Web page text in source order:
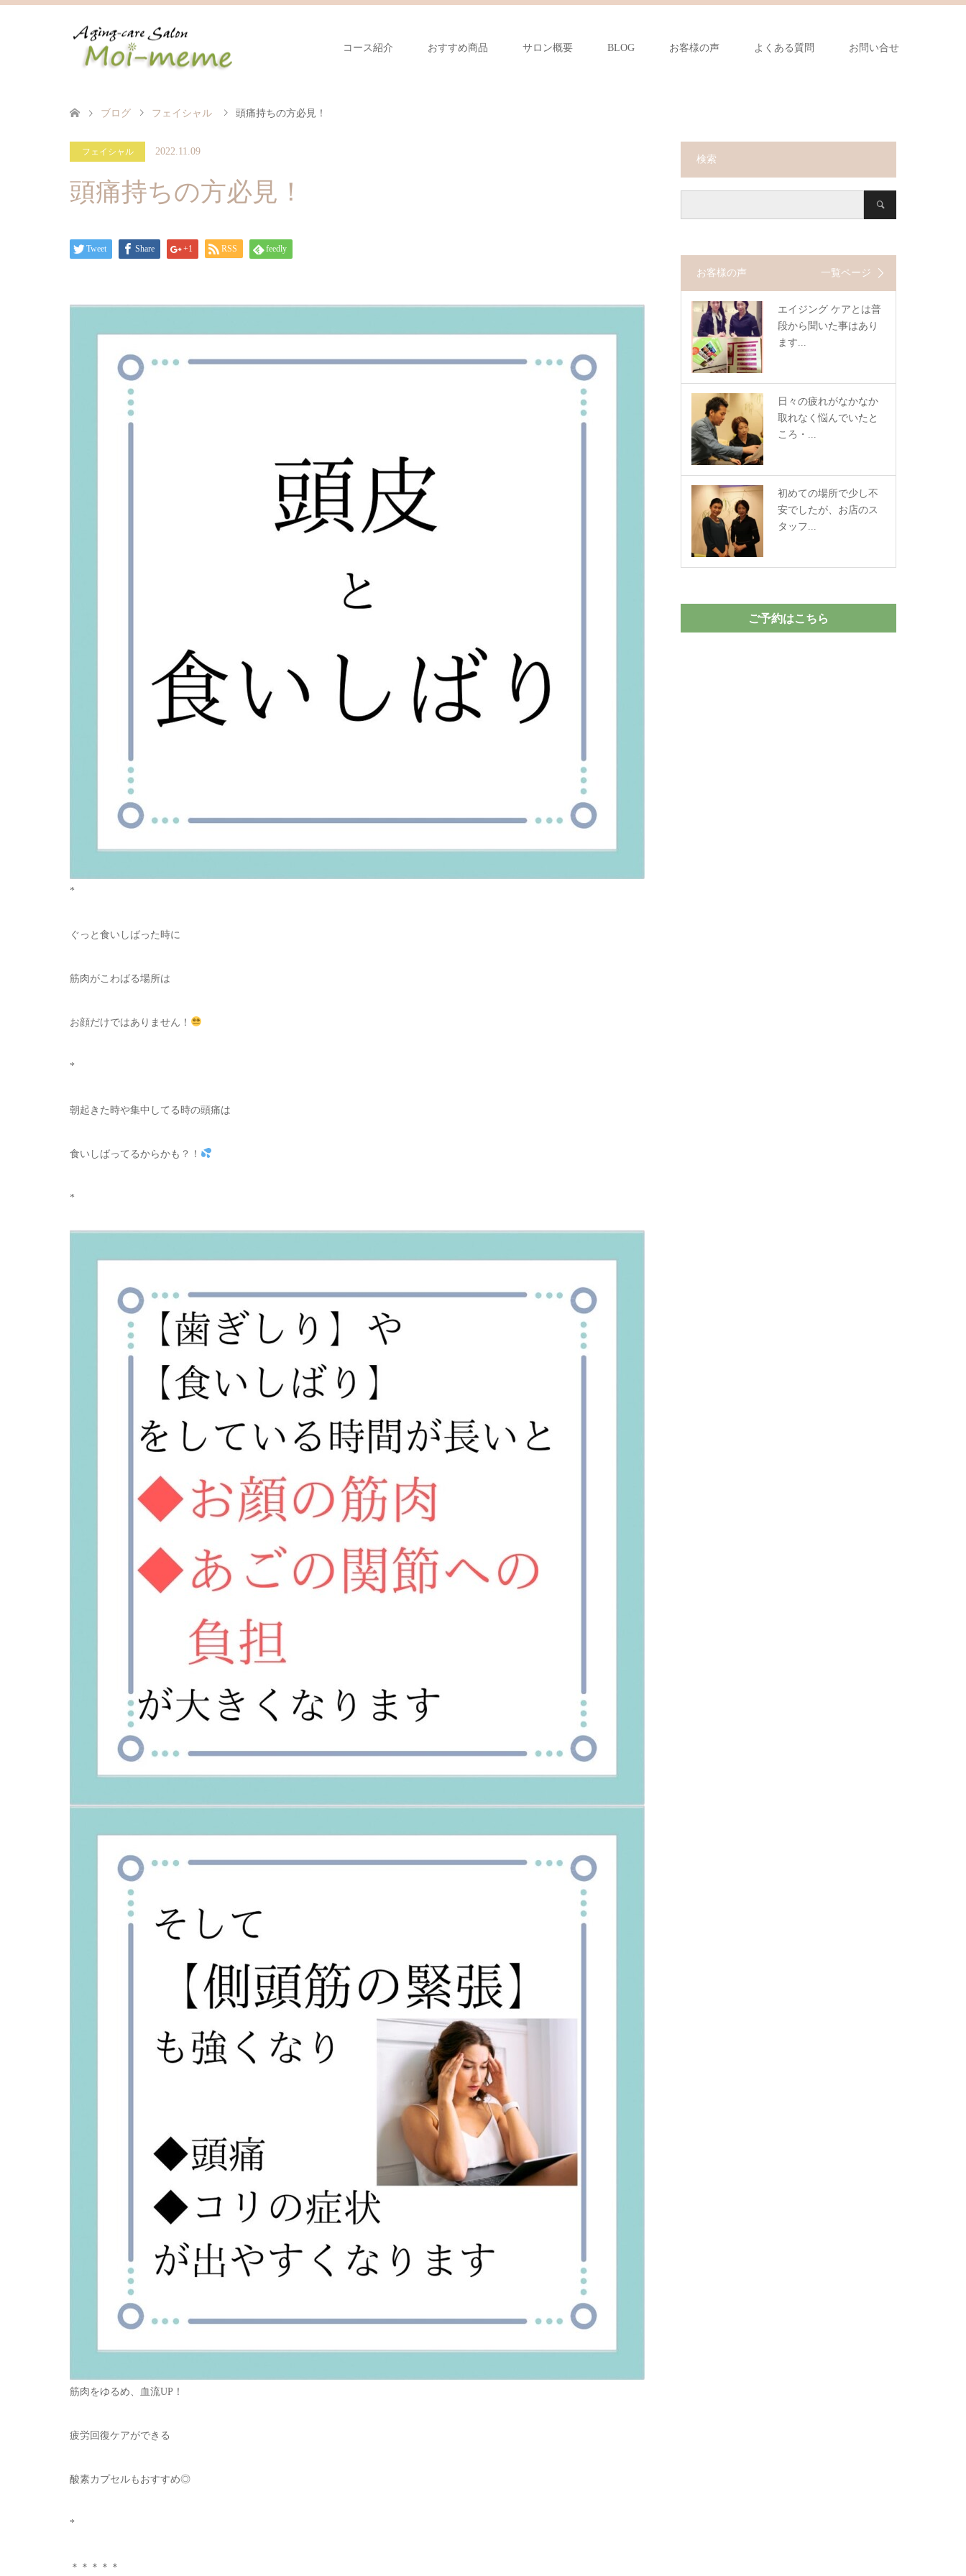
コース紹介 おすすめ商品 サロン概要 BLOG お客様の声 よくある質問 お問い合せ
ブログ フェイシャル 頭痛持ちの方必見！
フェイシャル 2022.11.09
頭痛持ちの方必見！
Tweet Share +1 RSS feedly
*
ぐっと食いしばった時に
筋肉がこわばる場所は
お顔だけではありません！
*
朝起きた時や集中してる時の頭痛は
食いしばってるからかも？！
*
筋肉をゆるめ、血流UP！
疲労回復ケアができる
酸素カプセルもおすすめ◎
*
＊＊＊＊＊
検索
お客様の声 一覧ページ
エイジング ケアとは普
段から聞いた事はあり
ます...
日々の疲れがなかなか
取れなく悩んでいたと
ころ・...
初めての場所で少し不
安でしたが、お店のス
タッフ...
ご予約はこちら